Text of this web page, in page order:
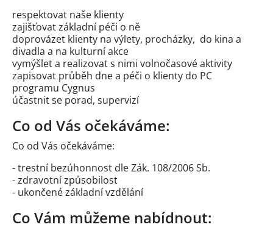
respektovat naše klienty
zajišťovat základní péči o ně
doprovázet klienty na výlety, procházky, do kina a
divadla a na kulturní akce
vymýšlet a realizovat s nimi volnočasové aktivity
zapisovat průběh dne a péči o klienty do PC
programu Cygnus
účastnit se porad, supervizí
Co od Vás očekáváme:
Co od Vás očekáváme:
- trestní bezúhonnost dle Zák. 108/2006 Sb.
- zdravotní způsobilost
- ukončené základní vzdělání
Co Vám můžeme nabídnout: